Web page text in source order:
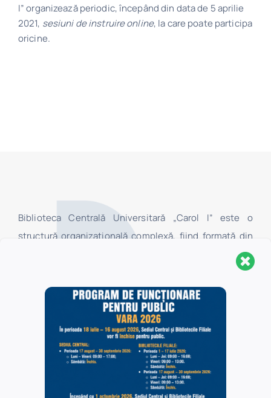
I” organizează periodic, începând din data de 5 aprilie
2021, sesiuni de instruire online, la care poate participa
oricine.
Biblioteca Centrală Universitară „Carol I” este o
structură organizaţională complexă, fiind formată din
Sediul Central, Secţia Pedagogică „I.C. Petrescu” şi 16
biblioteci filiale, localizate în Universitatea din
Bucureşti. În Sediul Central au acces toate categoriile
de utilizatori, în timp ce în bibliotecile filiale au acces,
la centrele de împrumut, numai studenţii şi cadrele
didactice ale facultăților Universității din București, iar
în sălile de lectură ale acestora au acces toate